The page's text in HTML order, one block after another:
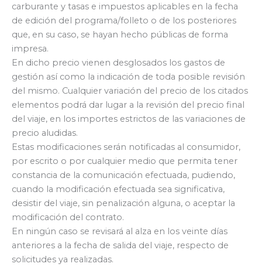
carburante y tasas e impuestos aplicables en la fecha
de edición del programa/folleto o de los posteriores
que, en su caso, se hayan hecho públicas de forma
impresa.
En dicho precio vienen desglosados los gastos de
gestión así como la indicación de toda posible revisión
del mismo. Cualquier variación del precio de los citados
elementos podrá dar lugar a la revisión del precio final
del viaje, en los importes estrictos de las variaciones de
precio aludidas.
Estas modificaciones serán notificadas al consumidor,
por escrito o por cualquier medio que permita tener
constancia de la comunicación efectuada, pudiendo,
cuando la modificación efectuada sea significativa,
desistir del viaje, sin penalización alguna, o aceptar la
modificación del contrato.
En ningún caso se revisará al alza en los veinte días
anteriores a la fecha de salida del viaje, respecto de
solicitudes ya realizadas.